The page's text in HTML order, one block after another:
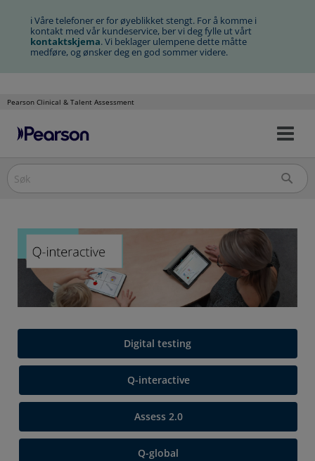
ℹ Våre telefoner er for øyeblikket stengt. For å komme i
kontakt med vår kundeservice, ber vi deg fylle ut vårt
kontaktskjema. Vi beklager ulempene dette måtte
medføre, og ønsker deg en god sommer videre.
Pearson Clinical & Talent Assessment
Hopp
innhold
Digital testing
Q-interactive
Assess 2.0
Q-global